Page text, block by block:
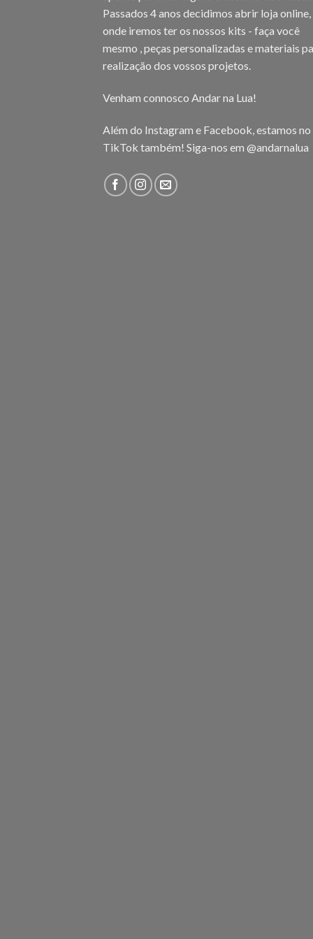
Passados 4 anos decidimos abrir loja online,
onde iremos ter os nossos kits - faça você
mesmo , peças personalizadas e materiais
realização dos vossos projetos.
Venham connosco Andar na Lua!
Além do Instagram e Facebook, estamos no
TikTok também! Siga-nos em @andarnalua